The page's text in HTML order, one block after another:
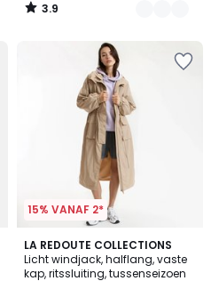
3.9
/
15% VANAF 2*
LA REDOUTE COLLECTIONS
Licht windjack, halflang, vaste
kap, ritssluiting, tussenseizoen
4.8
/ 5
2
Kleuren